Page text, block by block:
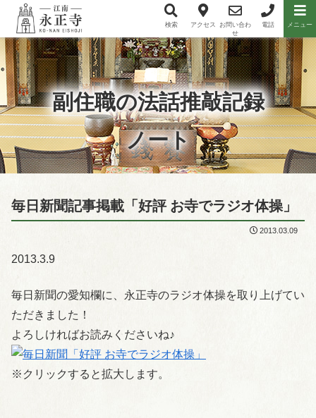
副住職の法話推敲記録
ノート
毎日新聞記事掲載「好評 お寺でラジオ体操」
2013.03.09
2013.3.9
毎日新聞の愛知欄に、永正寺のラジオ体操を取り上げてい
ただきました！
よろしければお読みくださいね♪
※クリックすると拡大します。
メニュー項目 検索 アクセス
お問い合わ
せ
電話 メニュー